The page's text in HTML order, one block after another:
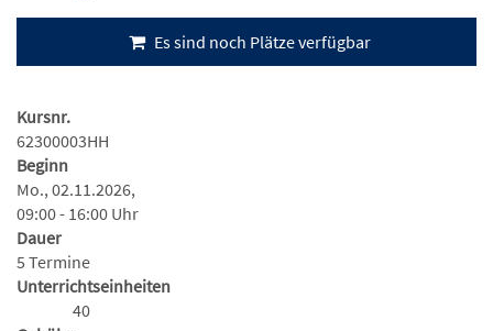
Es sind noch Plätze verfügbar
Kursnr.
62300003HH
Beginn
Mo., 02.11.2026,
09:00 - 16:00 Uhr
Dauer
5 Termine
Unterrichtseinheiten
40